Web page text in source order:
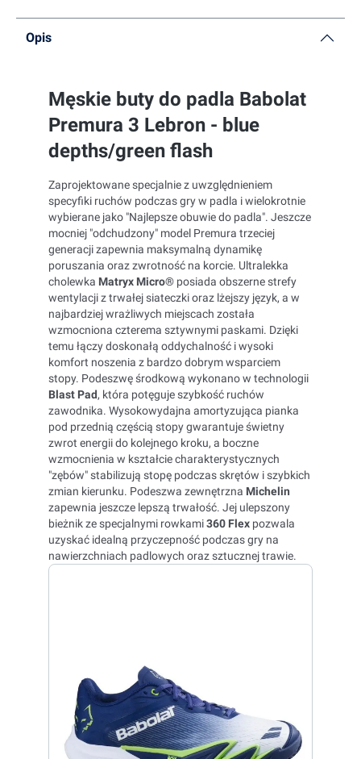
Opis
Męskie buty do padla Babolat
Premura 3 Lebron - blue
depths/green flash
Zaprojektowane specjalnie z uwzględnieniem
specyfiki ruchów podczas gry w padla i wielokrotnie
wybierane jako "Najlepsze obuwie do padla". Jeszcze
mocniej "odchudzony" model Premura trzeciej
generacji zapewnia maksymalną dynamikę
poruszania oraz zwrotność na korcie. Ultralekka
cholewka Matryx Micro® posiada obszerne strefy
wentylacji z trwałej siateczki oraz lżejszy język, a w
najbardziej wrażliwych miejscach została
wzmocniona czterema sztywnymi paskami. Dzięki
temu łączy doskonałą oddychalność i wysoki
komfort noszenia z bardzo dobrym wsparciem
stopy. Podeszwę środkową wykonano w technologii
Blast Pad, która potęguje szybkość ruchów
zawodnika. Wysokowydajna amortyzująca pianka
pod przednią częścią stopy gwarantuje świetny
zwrot energii do kolejnego kroku, a boczne
wzmocnienia w kształcie charakterystycznych
"zębów" stabilizują stopę podczas skrętów i szybkich
zmian kierunku. Podeszwa zewnętrzna Michelin
zapewnia jeszcze lepszą trwałość. Jej ulepszony
bieżnik ze specjalnymi rowkami360 Flex pozwala
uzyskać idealną przyczepność podczas gry na
nawierzchniach padlowych oraz sztucznej trawie.